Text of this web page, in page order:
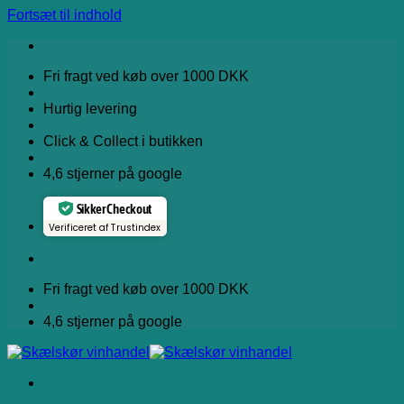
Fortsæt til indhold
Fri fragt ved køb over 1000 DKK
Hurtig levering
Click & Collect i butikken
4,6 stjerner på google
Sikker Checkout
Verificeret af Trustindex
Fri fragt ved køb over 1000 DKK
4,6 stjerner på google